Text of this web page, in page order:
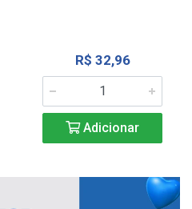
R$ 32,96
Adicionar